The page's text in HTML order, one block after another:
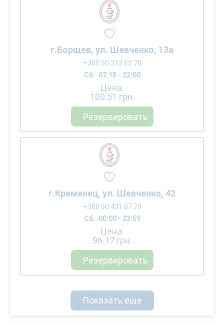
г.Борщев, ул. Шевченко, 13а
+380 50 313 65 70
Сб.: 07:15 - 22:00
Цена:
100.51 грн.
Резервировать
г.Кременец, ул. Шевченко, 42
+380 50 431 87 70
Сб.: 00:00 - 23:59
Цена:
96.17 грн.
Резервировать
Показать еще